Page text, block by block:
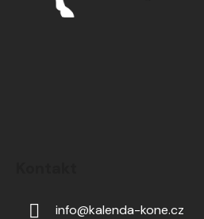
info@kalenda-kone.cz